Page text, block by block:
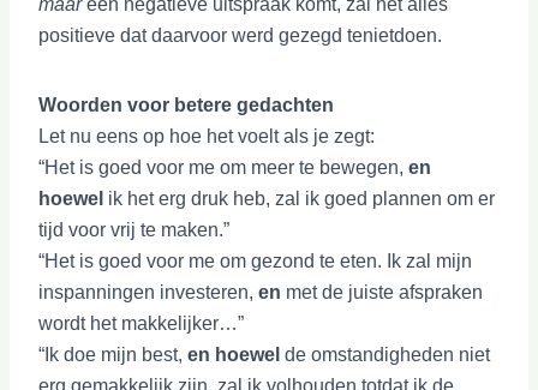
positieve dat daarvoor werd gezegd tenietdoen.
Woorden voor betere gedachten
Let nu eens op hoe het voelt als je zegt:
“Het is goed voor me om meer te bewegen, en
hoewel ik het erg druk heb, zal ik goed plannen om er
tijd voor vrij te maken.”
“Het is goed voor me om gezond te eten. Ik zal mijn
inspanningen investeren, en met de juiste afspraken
wordt het makkelijker…”
“Ik doe mijn best, en hoewel de omstandigheden niet
erg gemakkelijk zijn, zal ik volhouden totdat ik de